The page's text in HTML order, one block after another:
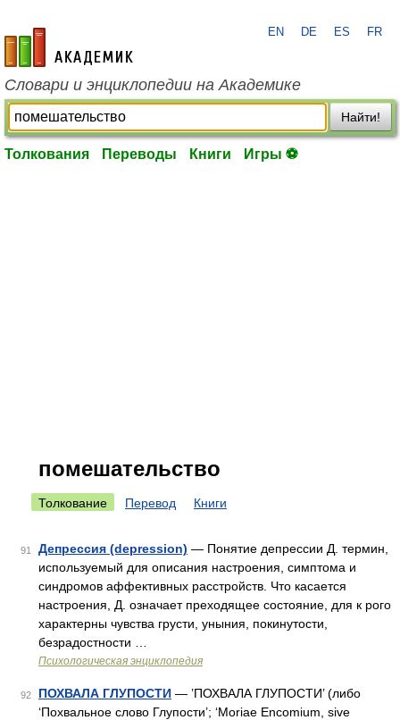
academic.ru
EN DE ES FR
Словари и энциклопедии на Академике
Найти!
Толкования Переводы Книги Игры ⚽
помешательство
Толкование Перевод Книги
91 Депрессия (depression) — Понятие депрессии Д. термин,
используемый для описания настроения, симптома и
синдромов аффективных расстройств. Что касается
настроения, Д. означает преходящее состояние, для к рого
характерны чувства грусти, уныния, покинутости,
безрадостности …
Психологическая энциклопедия
92 ПОХВАЛА ГЛУПОСТИ — ’ПОХВАЛА ГЛУПОСТИ’ (либо
‘Похвальное слово Глупости’; ‘Moriae Encomium, sive